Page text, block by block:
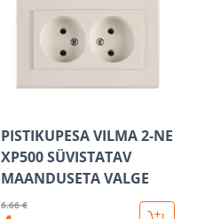
PISTIKUPESA VILMA 2-NE
XP500 SÜVISTATAV
MAANDUSETA VALGE
6.66 €